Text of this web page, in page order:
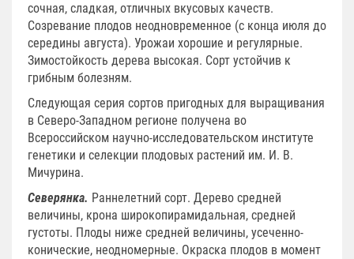
сочная, сладкая, отличных вкусовых качеств.
Созревание плодов неодновременное (с конца июля до
середины августа). Урожаи хорошие и регулярные.
Зимостойкость дерева высокая. Сорт устойчив к
грибным болезням.
Следующая серия сортов пригодных для выращивания
в Северо-Западном регионе получена во
Всероссийском научно-исследовательском институте
генетики и селекции плодовых растений им. И. В.
Мичурина.
Северянка. Раннелетний сорт. Дерево средней
величины, крона широкопирамидальная, средней
густоты. Плоды ниже средней величины, усеченно-
конические, неодномерные. Окраска плодов в момент